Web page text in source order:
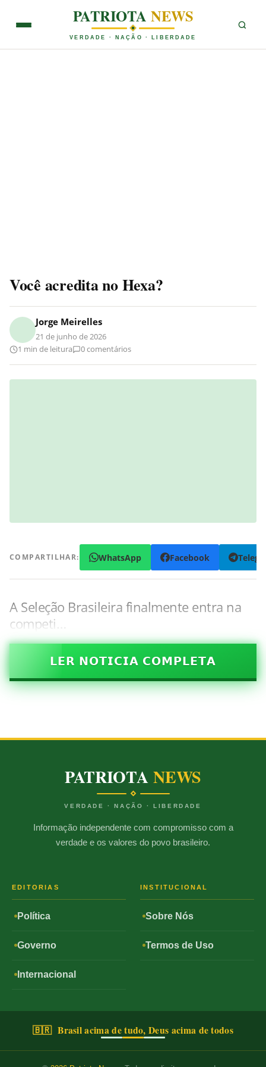
PATRIOTANEWS
VERDADE · NAÇÃO · LIBERDADE
Você acredita no Hexa?
Jorge Meirelles
21 de junho de 2026
1 min de leitura
0 comentários
COMPARTILHAR: WhatsApp Facebook
A Seleção Brasileira finalmente entra na
competi…
𝗟𝗘𝗥 𝗡𝗢𝗧𝗜𝗖𝗜𝗔 𝗖𝗢𝗠𝗣𝗟𝗘𝗧𝗔
PATRIOTANEWS
VERDADE · NAÇÃO · LIBERDADE
Informação independente com compromisso com a
verdade e os valores do povo brasileiro.
EDITORIAS
Política
Governo
Internacional
INSTITUCIONAL
Sobre Nós
Termos de Uso
🇧🇷 Brasil acima de tudo, Deus acima de todos